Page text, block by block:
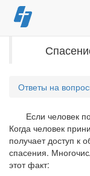
Перейти
к
Ответы на
Если человек
Когда человек
получает доступ к
спасения.
этот факт: